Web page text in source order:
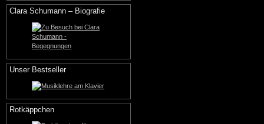
Clara Schumann – Biografie
Unser Bestseller
Rotkäppchen